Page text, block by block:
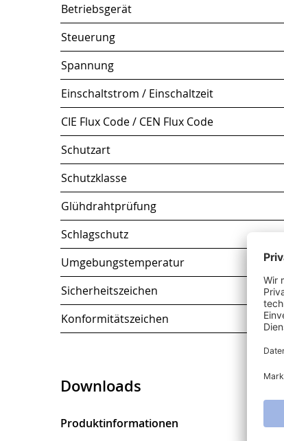
Betriebsgerät
Steuerung
Spannung
Einschaltstrom / Einschaltzeit
CIE Flux Code / CEN Flux Code
Schutzart
Schutzklasse
Glühdrahtprüfung
Schlagschutz
Umgebungstemperatur
Sicherheitszeichen
Konformitätszeichen
Downloads
Produktinformationen